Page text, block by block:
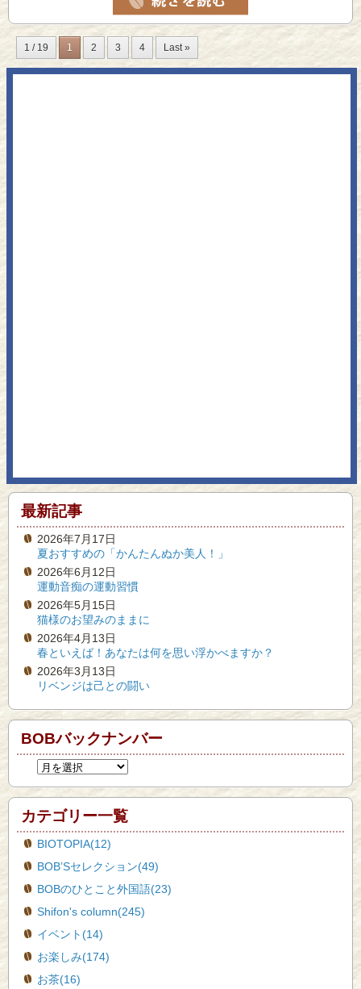
1 / 19 1 2 3 4 Last »
最新記事
2026年7月17日
夏おすすめの「かんたんぬか美人！」
2026年6月12日
運動音痴の運動習慣
2026年5月15日
猫様のお望みのままに
2026年4月13日
春といえば！あなたは何を思い浮かべますか？
2026年3月13日
リベンジは己との闘い
BOBバックナンバー
カテゴリー一覧
BIOTOPIA(12)
BOB’Sセレクション(49)
BOBのひとこと外国語(23)
Shifon's column(245)
イベント(14)
お楽しみ(174)
お茶(16)